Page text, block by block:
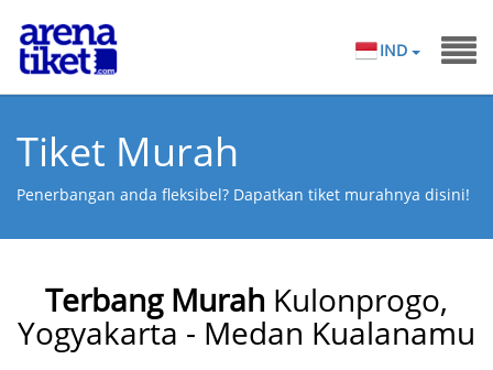
IND
Tiket Murah
Penerbangan anda fleksibel? Dapatkan tiket murahnya disini!
Terbang Murah Kulonprogo,
Yogyakarta - Medan Kualanamu